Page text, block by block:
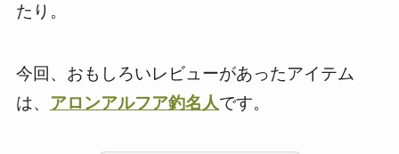
たり。
今回、おもしろいレビューがあったアイテム
は、 アロンアルフア釣名人です。